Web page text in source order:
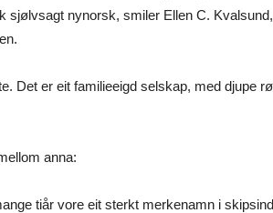
sjølvsagt nynorsk, smiler Ellen C.
Det er eit familieeigd selskap, med djupe
anna:
tiår vore eit sterkt merkenamn i